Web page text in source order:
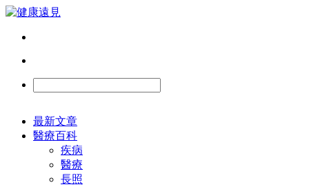
最新文章
醫療百科
疾病
醫療
長照